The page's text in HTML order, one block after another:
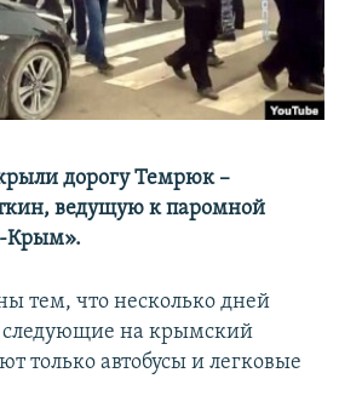
дорогу Темрюк –
ведущую к паромной
Крым».
тем, что несколько дней
на крымский
только автобусы и легковые